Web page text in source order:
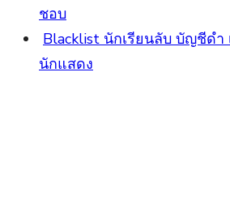
ชอบ
Blacklist นักเรียนลับ บัญชีดำ
นักแสดง